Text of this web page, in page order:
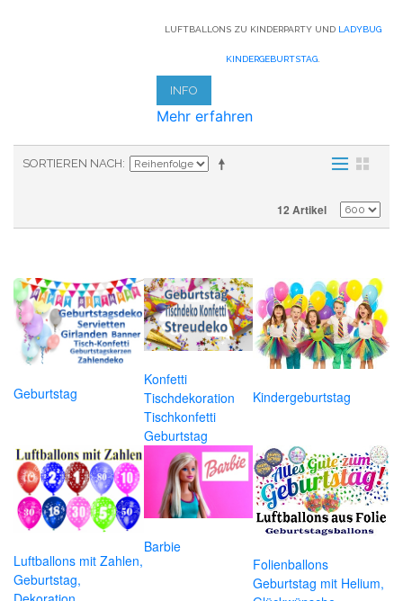
LUFTBALLONS ZU KINDERPARTY UND LADYBUG
KINDERGEBURTSTAG
INFO
Mehr erfahren
SORTIEREN NACH
12 Artikel
Geburtstag
Konfetti
Tischdekoration
Tischkonfetti
Geburtstag
Kindergeburtstag
Luftballons mit Zahlen,
Geburtstag,
Barbie
Folienballons
Geburtstag mit Helium,